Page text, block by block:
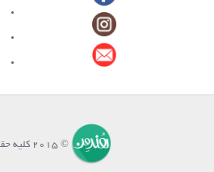
© 2015 کلیه حقوق برای بازار اجتماعی خرید و فروش هنرِ من محفوظ می باشد.